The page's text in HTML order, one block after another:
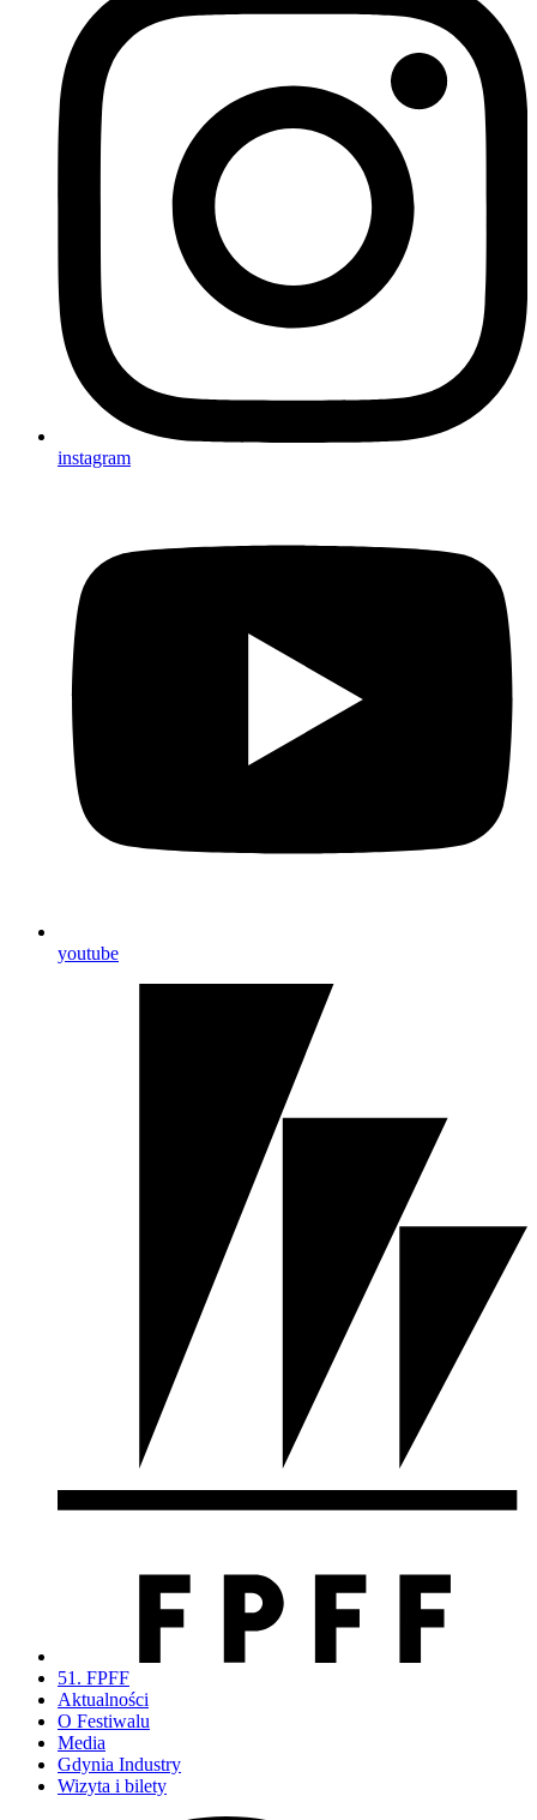
instagram
youtube
51. FPFF
Aktualności
O Festiwalu
Media
Gdynia Industry
Wizyta i bilety